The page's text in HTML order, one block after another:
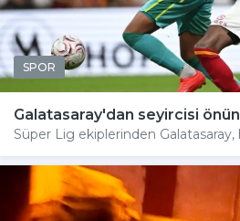
SPOR
Galatasaray'dan seyircisi
Süper Lig ekiplerinden Galatasaray,